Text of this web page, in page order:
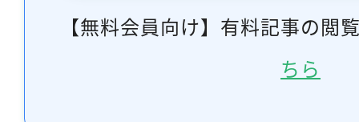
【無料会員向け】有料記事の閲
ちら